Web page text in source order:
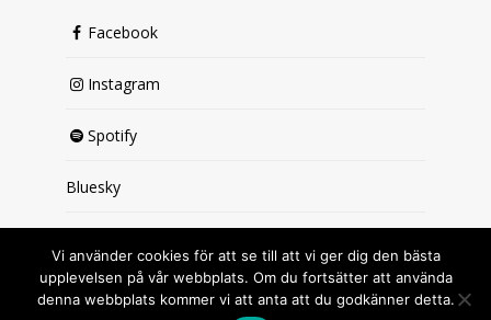
Facebook
Instagram
Spotify
Bluesky
Vi använder cookies för att se till att vi ger dig den bästa
upplevelsen på vår webbplats. Om du fortsätter att använda
denna webbplats kommer vi att anta att du godkänner detta.